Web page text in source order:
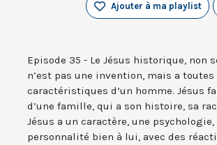
Ajouter à ma playlist
Episode 35 - Le Jésus historique, non
n’est pas une invention, mais a toutes
caractéristiques d’un homme. Jésus
d’une famille, qui a son histoire, sa
Jésus a un caractère, une psychologie,
personnalité bien à lui, avec des